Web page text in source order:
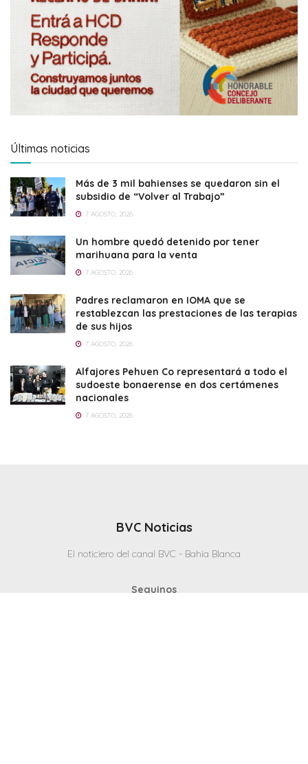
Últimas noticias
Más de 3 mil bahienses se quedaron sin el
subsidio de “Volver al Trabajo”
7 AGOSTO, 2026
Un hombre quedó detenido por tener
marihuana para la venta
7 AGOSTO, 2026
Padres reclamaron en IOMA que se
restablezcan las prestaciones de las terapias
de sus hijos
7 AGOSTO, 2026
Alfajores Pehuen Co representará a todo el
sudoeste bonaerense en dos certámenes
nacionales
7 AGOSTO, 2026
BVC Noticias
El noticiero del canal BVC - Bahia Blanca
Seguinos